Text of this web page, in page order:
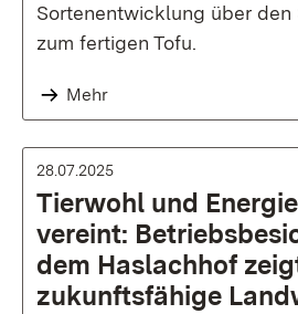
Sortenentwicklung über den
zum fertigen Tofu.
Mehr
28.07.2025
Tierwohl und
vereint:
dem Haslachhof
zukunftsfähige